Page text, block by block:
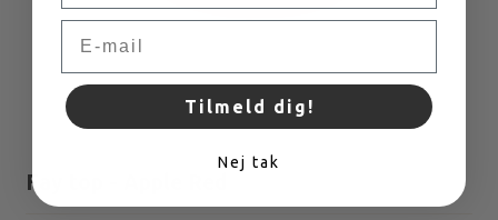
Fay top - Apple Red
Tilmeld dig!
Nej tak